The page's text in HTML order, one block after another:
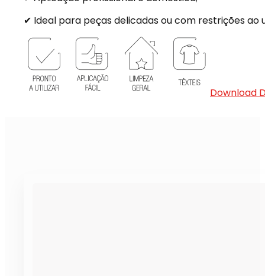
✔ Ideal para peças delicadas ou com restrições ao
Download